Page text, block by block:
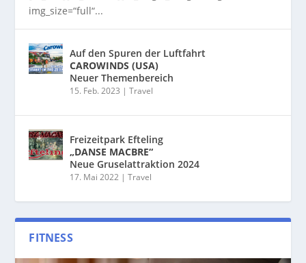
img_size=“full“...
Auf den Spuren der Luftfahrt
CAROWINDS (USA)
Neuer Themenbereich
15. Feb. 2023 |Travel
Freizeitpark Efteling
„DANSE MACBRE“
Neue Gruselattraktion 2024
17. Mai 2022 |Travel
FITNESS